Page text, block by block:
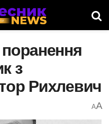
з
Рихлевич
AA